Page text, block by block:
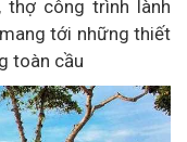
công trình lành
tới những thiết
toàn cầu